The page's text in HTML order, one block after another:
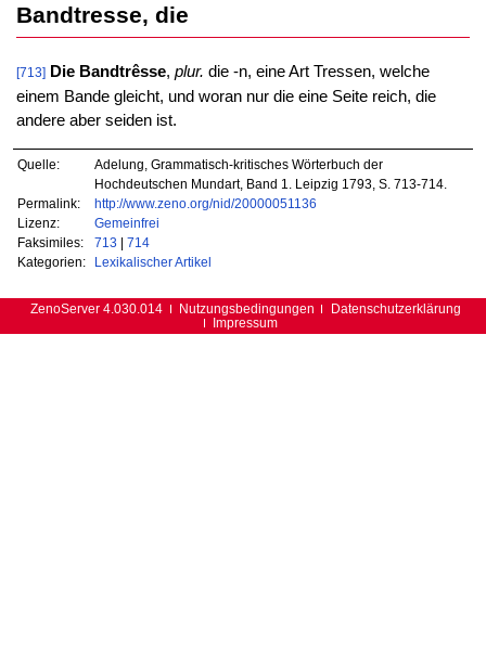
Bandtresse, die
[713] Die Bandtrêsse, plur. die -n, eine Art Tressen, welche
einem Bande gleicht, und woran nur die eine Seite reich, die
andere aber seiden ist.
Quelle:
Adelung, Grammatisch-kritisches Wörterbuch der
Hochdeutschen Mundart, Band 1. Leipzig 1793, S. 713-714.
Permalink:
http://www.zeno.org/nid/20000051136
Lizenz:
Gemeinfrei
Faksimiles:
713 | 714
Kategorien:
Lexikalischer Artikel
ZenoServer 4.030.014 Nutzungsbedingungen
Datenschutzerklärung
Impressum